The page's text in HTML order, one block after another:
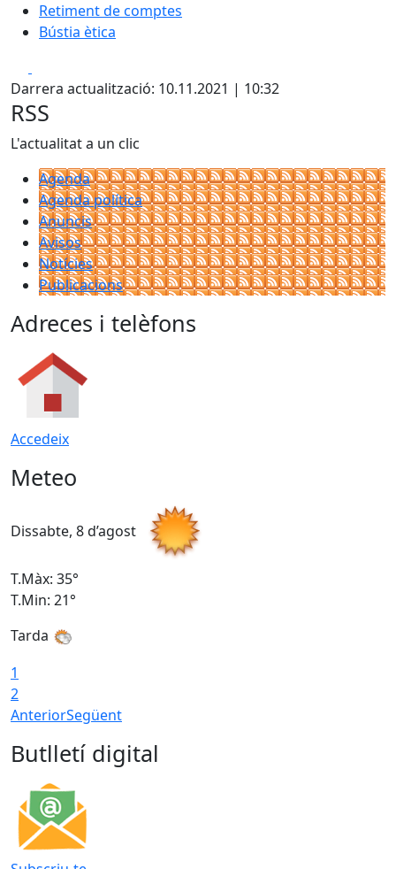
Retiment de comptes
Bústia ètica
Darrera actualització: 10.11.2021 | 10:32
RSS
L'actualitat a un clic
Agenda
Agenda política
Anuncis
Avisos
Notícies
Publicacions
Adreces i telèfons
Accedeix
Meteo
Dissabte, 8 d’agost
T.Màx: 35°
T.Min: 21°
Tarda
1
2
AnteriorSegüent
Butlletí digital